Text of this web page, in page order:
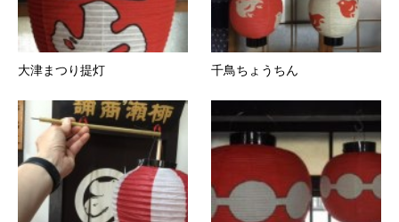
大津まつり提灯 千鳥ちょうちん